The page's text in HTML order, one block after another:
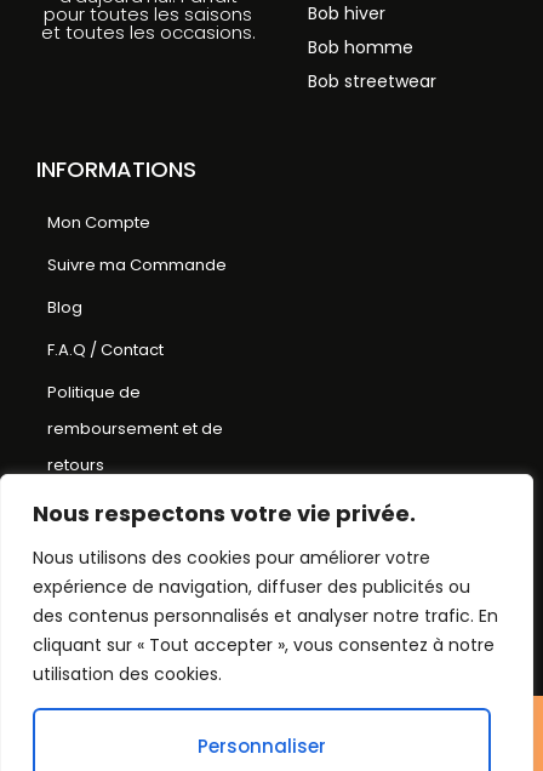
Nous respectons votre vie privée.
Nous utilisons des cookies pour améliorer votre
expérience de navigation, diffuser des publicités ou
des contenus personnalisés et analyser notre trafic. En
cliquant sur « Tout accepter », vous consentez à notre
utilisation des cookies.
Personnaliser
pour toutes les saisons
et toutes les occasions.
Bob hiver
Bob homme
Bob streetwear
INFORMATIONS
Mon Compte
Suivre ma Commande
Blog
F.A.Q / Contact
Politique de
remboursement et de
retours
Conditions Générales de
Mentions Légales
Plan du Site